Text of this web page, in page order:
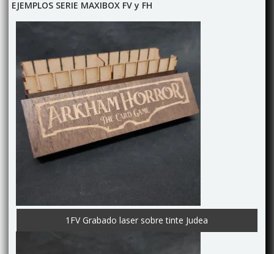
EJEMPLOS SERIE MAXIBOX FV y FH
1FV Grabado laser sobre tinte Judea